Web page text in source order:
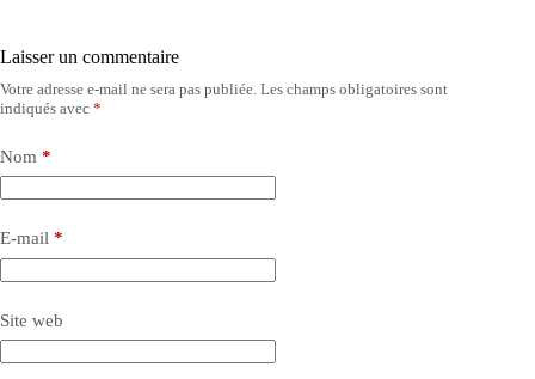
Laisser un commentaire
Votre adresse e-mail ne sera pas publiée. Les champs obligatoires sont
indiqués avec *
Nom *
E-mail *
Site web